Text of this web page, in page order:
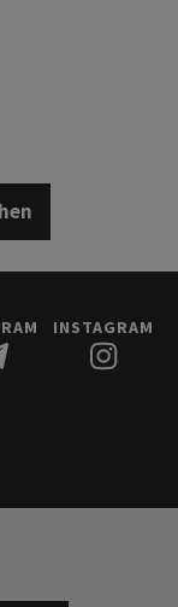
INSTAGRAM